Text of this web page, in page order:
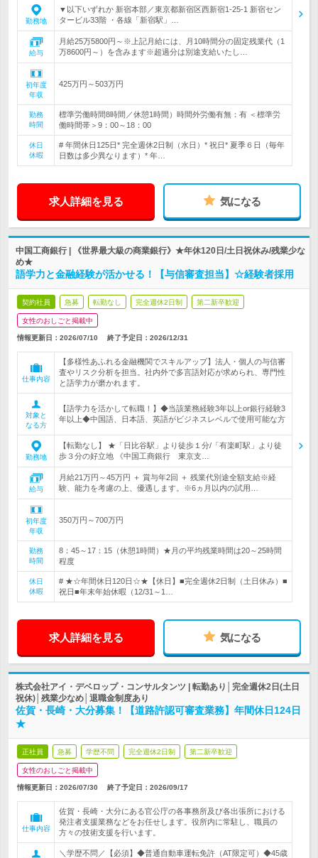
勤務地
▼以下いずれか 新宿本部／東京都新宿区西新宿1-25-1 新宿セン
タービル33階 ・各線「新宿駅」…
給与
月給25万5800円～※上記月給には、月10時間分の固定残業代（1
万8600円～）を含みます※超過分は別途支給いたし…
初年度
年収
425万円～503万円
勤務
時間
標準労働時間8時間／休憩1時間）時間外労働有無：有 ＜標準労
働時間帯＞9：00～18：00
休日
休暇
# 年間休日125日* 完全週休2日制（水日）* 祝日* 夏季６日（毎年
日数は多少異なります）* 年…
求人詳細を見る 気になる
中国工商銀行 | 《世界最大級の商業銀行》★年休120日/土日祝休み/残業少な
め★
語学力と金融経験が活かせる！【与信審査担当】☆経験者採用
契約社員 急募 転勤なし 完全週休2日制 第二新卒歓迎
女性のおしごと掲載中
情報更新日：2026/07/10 終了予定日： 2026/12/31
仕事内容
【多様性あふれる金融機関でスキルアップ】法人・個人の与信審
査やリスク分析を担当。社内外で多言語対応が求められ、専門性
と語学力が磨かれます。
対象と
なる方
【語学力を活かして転職！】◆当該業務経験3年以上or銀行経験3
年以上◆中国語、日本語、英語がビジネスレベルで使用可能な方
勤務地
【転勤なし】 ★「日比谷駅」より徒歩１分/「有楽町駅」より徒
歩３分の好立地 《中国工商銀行 東京支…
給与
月給21万円～45万円 ＋ 賞与年2回 ＋ 残業代別途全額支給※経
験、能力を考慮の上、優遇します。※6ヵ月以内の試用…
初年度
年収
350万円～700万円
勤務
時間
8：45～17：15（休憩1時間）★月の平均残業時間は20～25時間
程度
休日
休暇
# ★☆年間休日120日☆★【休日】■完全週休2日制（土日休み）■
祝日■年末年始休暇（12/31～1…
求人詳細を見る 気になる
株式会社アイ・デベロップ・コンサルタンツ | 転勤あり│完全週休2日(土日
祝休)│残業少なめ│退職金制度あり
佐賀・長崎・大分募集！【道路許認可審査業務】年間休日124日
★
正社員 急募 学歴不問 完全週休2日制 第二新卒歓迎
女性のおしごと掲載中
情報更新日：2026/07/30 終了予定日： 2026/09/17
仕事内容
佐賀・長崎・大分にある官公庁の各事務所及び各出張所における
発注者支援業務などをお任せします。役所内に常駐し、職員の
方々の技術支援を行います。
＼学歴不問／【必須】◆普通自動車運転免許（AT限定可）◆45歳